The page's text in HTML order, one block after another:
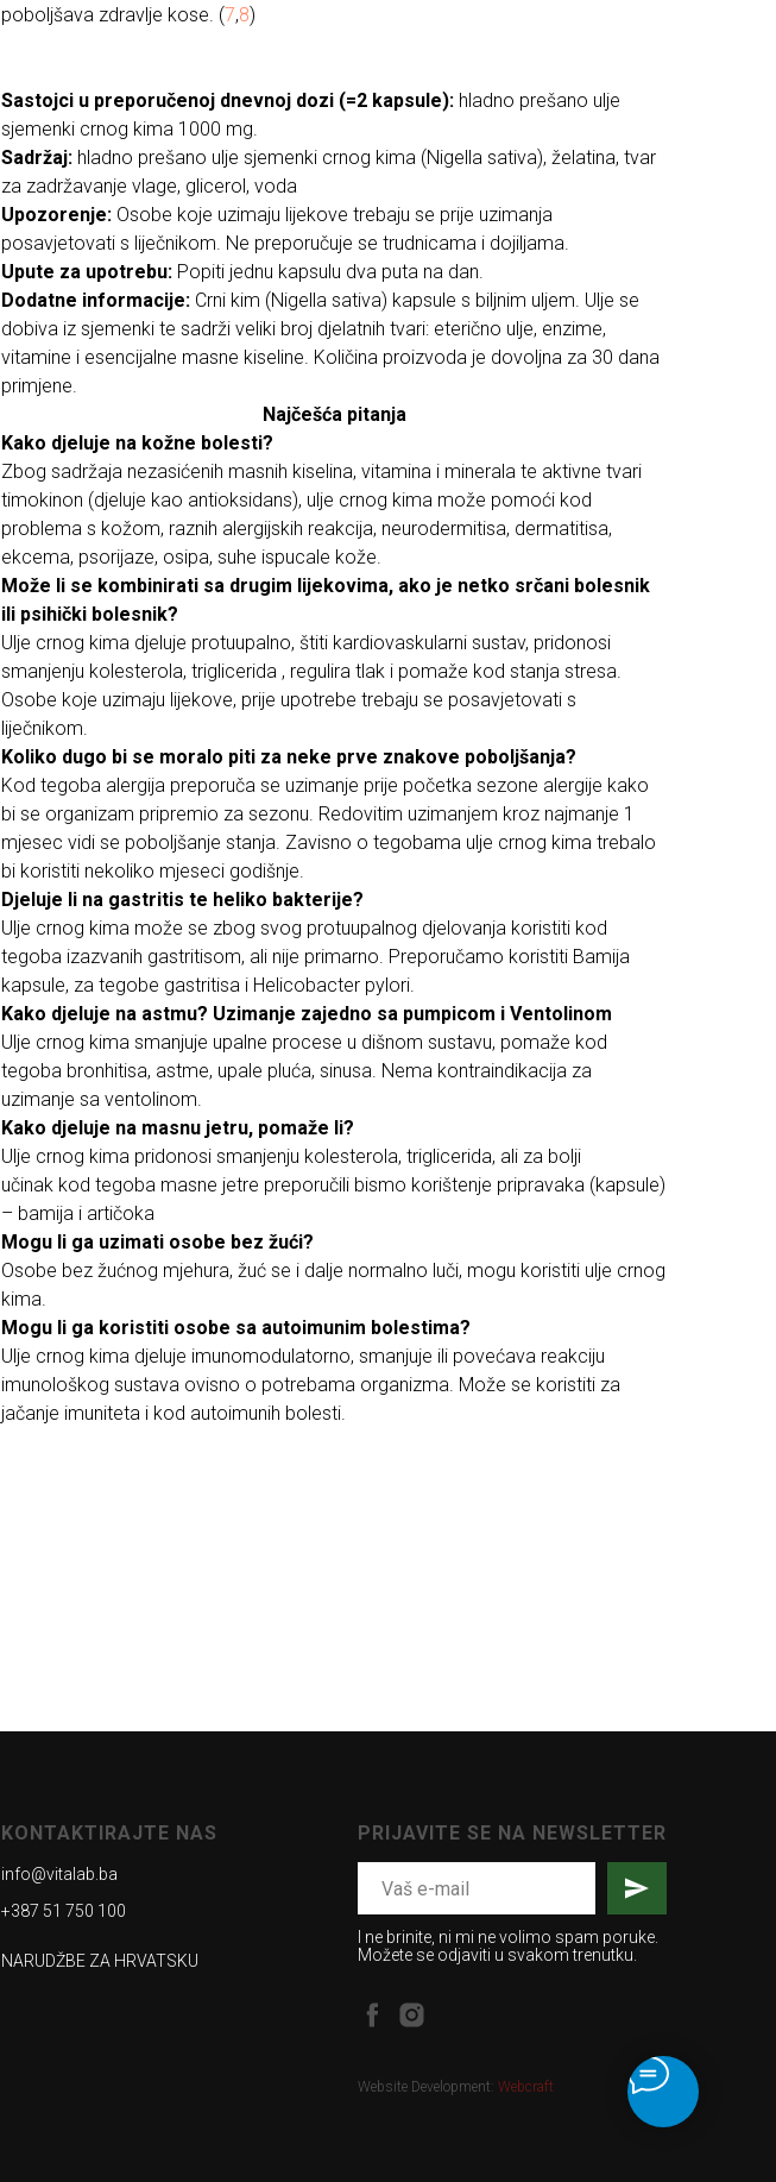
poboljšava zdravlje kose. (7,8)
Sastojci u preporučenoj dnevnoj dozi (=2 kapsule): hladno prešano ulje
sjemenki crnog kima 1000 mg.
Sadržaj: hladno prešano ulje sjemenki crnog kima (Nigella sativa), želatina, tvar
za zadržavanje vlage, glicerol, voda
Upozorenje: Osobe koje uzimaju lijekove trebaju se prije uzimanja
posavjetovati s liječnikom. Ne preporučuje se trudnicama i dojiljama.
Upute za upotrebu: Popiti jednu kapsulu dva puta na dan.
Dodatne informacije: Crni kim (Nigella sativa) kapsule s biljnim uljem. Ulje se
dobiva iz sjemenki te sadrži veliki broj djelatnih tvari: eterično ulje, enzime,
vitamine i esencijalne masne kiseline. Količina proizvoda je dovoljna za 30 dana
primjene.
Najčešća pitanja
Kako djeluje na kožne bolesti?
Zbog sadržaja nezasićenih masnih kiselina, vitamina i minerala te aktivne tvari
timokinon (djeluje kao antioksidans), ulje crnog kima može pomoći kod
problema s kožom, raznih alergijskih reakcija, neurodermitisa, dermatitisa,
ekcema, psorijaze, osipa, suhe ispucale kože.
Može li se kombinirati sa drugim lijekovima, ako je netko srčani bolesnik
ili psihički bolesnik?
Ulje crnog kima djeluje protuupalno, štiti kardiovaskularni sustav, pridonosi
smanjenju kolesterola, triglicerida , regulira tlak i pomaže kod stanja stresa.
Osobe koje uzimaju lijekove, prije upotrebe trebaju se posavjetovati s
liječnikom.
Koliko dugo bi se moralo piti za neke prve znakove poboljšanja?
Kod tegoba alergija preporuča se uzimanje prije početka sezone alergije kako
bi se organizam pripremio za sezonu. Redovitim uzimanjem kroz najmanje 1
mjesec vidi se poboljšanje stanja. Zavisno o tegobama ulje crnog kima trebalo
bi koristiti nekoliko mjeseci godišnje.
Djeluje li na gastritis te heliko bakterije?
Ulje crnog kima može se zbog svog protuupalnog djelovanja koristiti kod
tegoba izazvanih gastritisom, ali nije primarno. Preporučamo koristiti Bamija
kapsule, za tegobe gastritisa i Helicobacter pylori.
Kako djeluje na astmu? Uzimanje zajedno sa pumpicom i Ventolinom
Ulje crnog kima smanjuje upalne procese u dišnom sustavu, pomaže kod
tegoba bronhitisa, astme, upale pluća, sinusa. Nema kontraindikacija za
uzimanje sa ventolinom.
Kako djeluje na masnu jetru, pomaže li?
Ulje crnog kima pridonosi smanjenju kolesterola, triglicerida, ali za bolji
učinak kod tegoba masne jetre preporučili bismo korištenje pripravaka (kapsule)
– bamija i artičoka
Mogu li ga uzimati osobe bez žući?
Osobe bez žućnog mjehura, žuć se i dalje normalno luči, mogu koristiti ulje crnog
kima.
Mogu li ga koristiti osobe sa autoimunim bolestima?
Ulje crnog kima djeluje imunomodulatorno, smanjuje ili povećava reakciju
imunološkog sustava ovisno o potrebama organizma. Može se koristiti za
jačanje imuniteta i kod autoimunih bolesti.
KONTAKTIRAJTE NAS
info@vitalab.ba
+387 51 750 100
NARUDŽBE ZA HRVATSKU
PRIJAVITE SE NA NEWSLETTER
I ne brinite, ni mi ne volimo spam poruke.
Možete se odjaviti u svakom trenutku.
Website Development: Webcraft